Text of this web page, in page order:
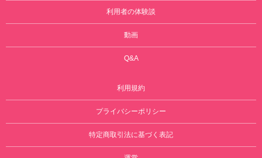
利用者の体験談
動画
Q&A
利用規約
プライバシーポリシー
特定商取引法に基づく表記